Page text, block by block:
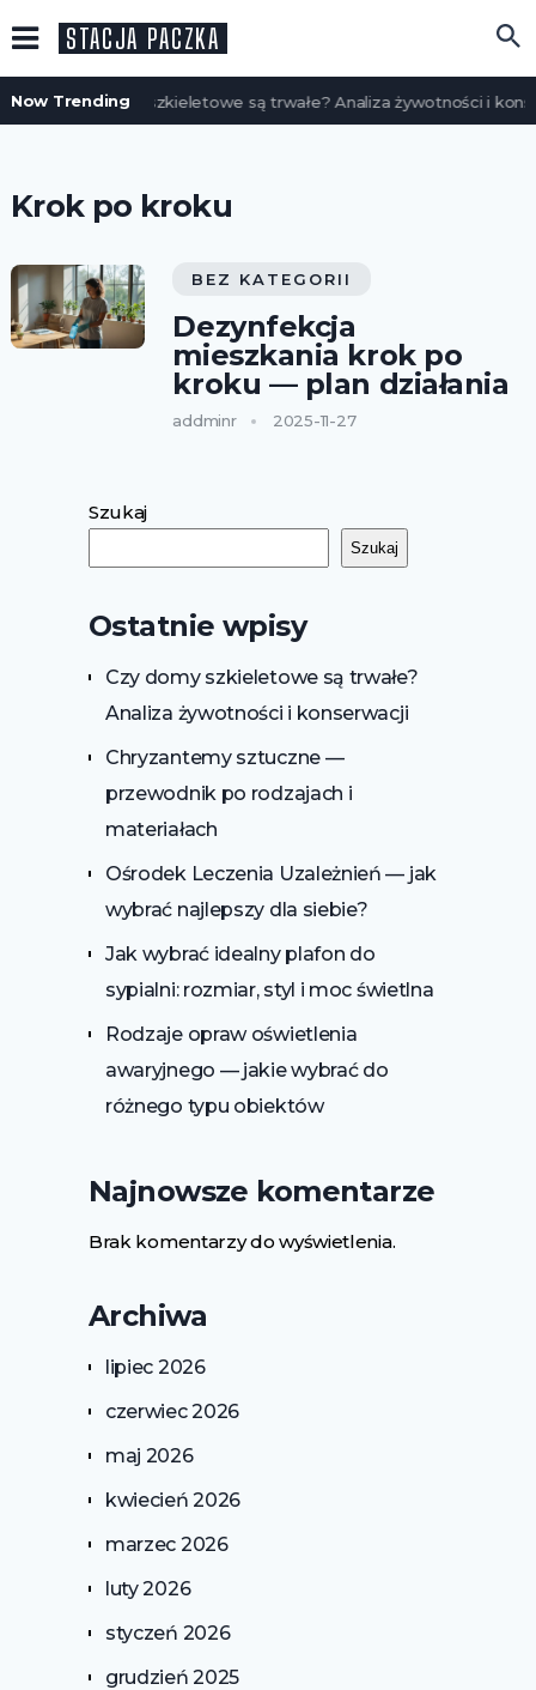
STACJA PACZKA
Now Trending
Czy domy szkieletowe są trwałe? Analiza żywotności i
Krok po kroku
BEZ KATEGORII
Dezynfekcja
mieszkania krok po
kroku — plan działania
addminr 2025-11-27
Szukaj
Szukaj
Ostatnie wpisy
Czy domy szkieletowe są trwałe?
Analiza żywotności i konserwacji
Chryzantemy sztuczne —
przewodnik po rodzajach i
materiałach
Ośrodek Leczenia Uzależnień — jak
wybrać najlepszy dla siebie?
Jak wybrać idealny plafon do
sypialni: rozmiar, styl i moc świetlna
Rodzaje opraw oświetlenia
awaryjnego — jakie wybrać do
różnego typu obiektów
Najnowsze komentarze
Brak komentarzy do wyświetlenia.
Archiwa
lipiec 2026
czerwiec 2026
maj 2026
kwiecień 2026
marzec 2026
luty 2026
styczeń 2026
grudzień 2025